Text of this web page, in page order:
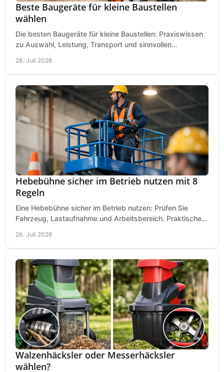
Beste Baugeräte für kleine Baustellen
wählen
Die besten Baugeräte für kleine Baustellen: Praxiswissen
zu Auswahl, Leistung, Transport und sinnvollen
28. Juli 2026
Hebebühne sicher im Betrieb nutzen mit 8
Regeln
Eine Hebebühne sicher im Betrieb nutzen: Prüfen Sie
Fahrzeug, Lastaufnahme und Arbeitsbereich. Praktische
26. Juli 2026
Walzenhäcksler oder Messerhäcksler
wählen?